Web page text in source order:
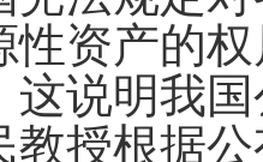
性资产的
这说明我
教授根据